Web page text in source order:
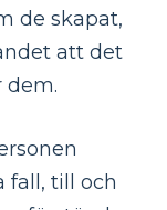
de skapat,
att det
dem.
fall, till och